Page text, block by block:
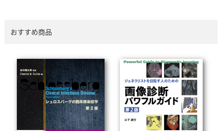
おすすめ商品